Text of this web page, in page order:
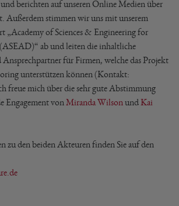
berichten auf unseren Online Medien über
Außerdem stimmen wir uns mit unserem
„Academy of Sciences & Engineering for
ab und leiten die inhaltliche
für Firmen, welche das Projekt
unterstützen können (Kontakt:
freue mich über die sehr gute Abstimmung
Engagement von Miranda Wilson undKai
zu den beiden Akteuren finden Sie auf den